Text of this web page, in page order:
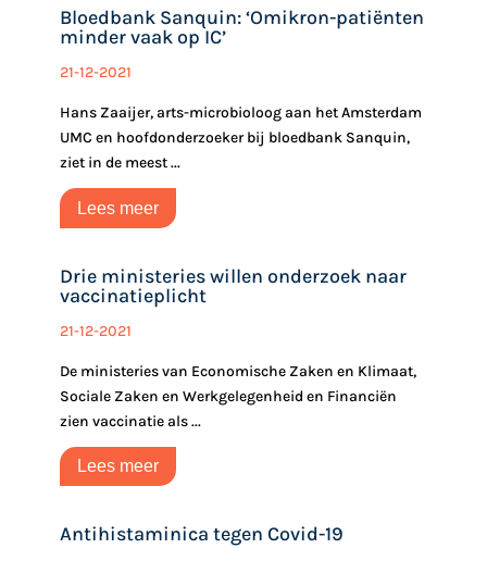
Bloedbank Sanquin: ‘Omikron-patiënten
minder vaak op IC’
21-12-2021
Hans Zaaijer, arts-microbioloog aan het Amsterdam
UMC en hoofdonderzoeker bij bloedbank Sanquin,
ziet in de meest ...
Lees meer
Drie ministeries willen onderzoek naar
vaccinatieplicht
21-12-2021
De ministeries van Economische Zaken en Klimaat,
Sociale Zaken en Werkgelegenheid en Financiën
zien vaccinatie als ...
Lees meer
Antihistaminica tegen Covid-19